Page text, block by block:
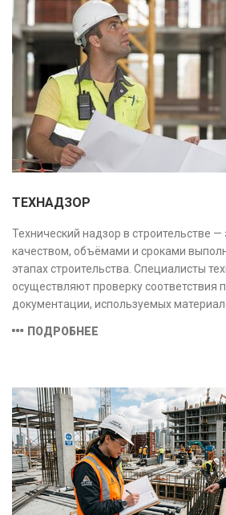
ТЕХНАДЗОР
Технический надзор в строительстве —
качеством, объёмами и сроками
этапах строительства. Специалисты
осуществляют проверку соответствия
документации, используемых
безопасность и надёжность объекта.
ПОДРОБНЕЕ